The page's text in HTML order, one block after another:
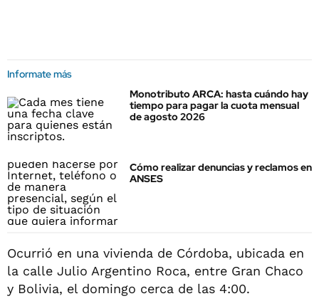
Informate más
Monotributo ARCA: hasta cuándo hay
tiempo para pagar la cuota mensual
de agosto 2026
Cómo realizar denuncias y reclamos en
ANSES
Ocurrió en una vivienda de Córdoba, ubicada en
la calle Julio Argentino Roca, entre Gran Chaco
y Bolivia, el domingo cerca de las 4:00.